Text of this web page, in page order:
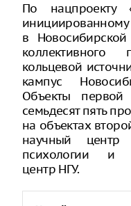
По нацпроекту
в
коллективного
кольцевой
кампус
Объекты
семьдесят пять
на объектах
научный
психологии и
центр НГУ.